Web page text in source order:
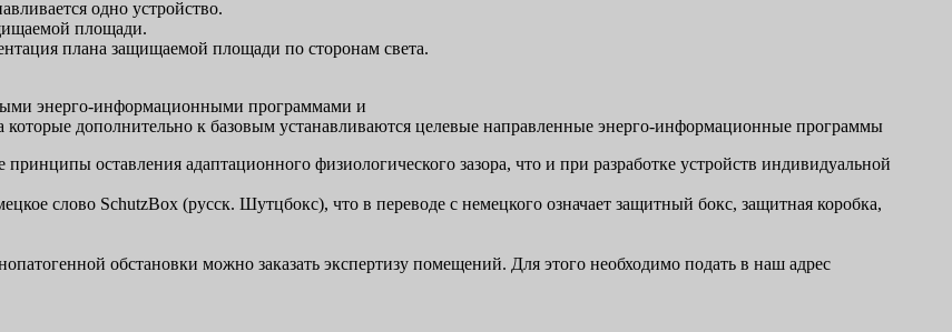
одно устройство.
площади.
плана защищаемой площади по сторонам света.
энерго-информационными программами и
которые дополнительно к базовым устанавливаются целевые направленные энерго-информационные программы
оставления адаптационного физиологического зазора, что и при разработке устройств индивидуальной
слово SchutzBox (русск. Шутцбокс), что в переводе с немецкого означает защитный бокс, защитная коробка,
обстановки можно заказать экспертизу помещений. Для этого необходимо подать в наш адрес